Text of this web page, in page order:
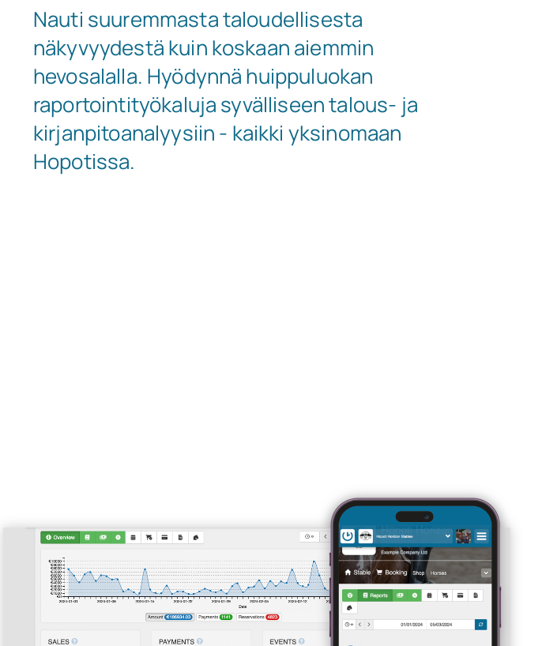
Nauti suuremmasta taloudellisesta
näkyvyydestä kuin koskaan aiemmin
hevosalalla. Hyödynnä huippuluokan
raportointityökaluja syvälliseen talous- ja
kirjanpitoanalyysiin - kaikki yksinomaan
Hopotissa.